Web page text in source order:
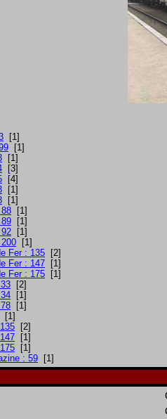
[1]
[1]
[1]
[3]
[4]
[1]
[1]
[1]
[1]
[1]
[1]
Fer : 135 [2]
Fer : 147 [1]
Fer : 175 [1]
[2]
[1]
[1]
[1]
[2]
[1]
[1]
: 59 [1]